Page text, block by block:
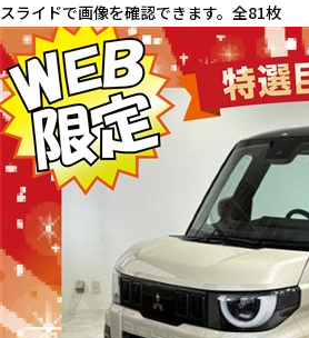
スライドで画像を確認できます。 全81枚